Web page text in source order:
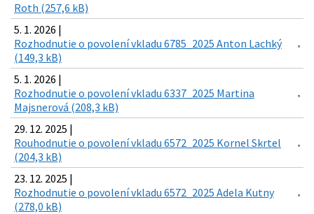
Roth (257,6 kB)
5. 1. 2026 |
Rozhodnutie o povolení vkladu 6785_2025 Anton Lachký
(149,3 kB)
5. 1. 2026 |
Rozhodnutie o povolení vkladu 6337_2025 Martina
Majsnerová (208,3 kB)
29. 12. 2025 |
Rouhodnutie o povolení vkladu 6572_2025 Kornel Skrtel
(204,3 kB)
23. 12. 2025 |
Rozhodnutie o povolení vkladu 6572_2025 Adela Kutny
(278,0 kB)